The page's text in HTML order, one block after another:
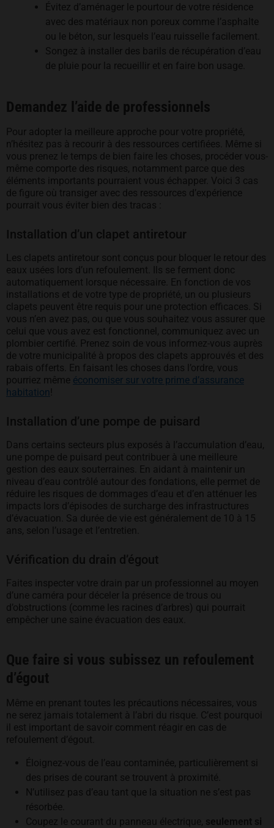
Évitez d’aménager le pourtour de votre résidence
avec des matériaux non poreux comme l’asphalte
ou le béton, sur lesquels l’eau ruisselle facilement.
Songez à installer des barils de récupération d’eau
de pluie pour la recueillir et en faire bon usage.
Demandez l’aide de professionnels
Pour adopter la meilleure approche pour votre propriété,
n’hésitez pas à recourir à des ressources certifiées. Même si
vous prenez le temps de bien faire les choses, procéder vous-
même comporte des risques, notamment parce que des
éléments importants pourraient vous échapper. Voici 3 cas
de figure où transiger avec des ressources d’expérience
pourrait vous éviter bien des tracas :
Installation d’un clapet antiretour
Les clapets antiretour sont conçus pour bloquer le retour des
eaux usées lors d’un refoulement. Ils se ferment donc
automatiquement lorsque nécessaire. En fonction de vos
installations et de votre type de propriété, un ou plusieurs
clapets peuvent être requis pour une protection efficaces. Si
vous n’en avez pas, ou que vous souhaitez vous assurer que
celui que vous avez est fonctionnel, communiquez avec un
plombier certifié. Prenez soin de vous informez-vous auprès
de votre municipalité à propos des clapets approuvés et des
rabais offerts. En faisant les choses dans l’ordre, vous
pourriez même économiser sur votre prime d’assurance
habitation
Installation d’une pompe de puisard
Dans certains secteurs plus exposés à l’accumulation d’eau,
une pompe de puisard peut contribuer à une meilleure
gestion des eaux souterraines. En aidant à maintenir un
niveau d’eau contrôlé autour des fondations, elle permet de
réduire les risques de dommages d’eau et d’en atténuer les
impacts lors d’épisodes de surcharge des infrastructures
d’évacuation. Sa durée de vie est généralement de 10 à 15
ans, selon l’usage et l’entretien.
Vérification du drain d’égout
Faites inspecter votre drain par un professionnel au moyen
d’une caméra pour déceler la présence de trous ou
d’obstructions (comme les racines d’arbres) qui pourrait
empêcher une saine évacuation des eaux.
Que faire si vous subissez un refoulement
d’égout
Même en prenant toutes les précautions nécessaires, vous
ne serez jamais totalement à l’abri du risque. C’est pourquoi
il est important de savoir comment réagir en cas de
refoulement d’égout.
Éloignez-vous de l’eau contaminée, particulièrement si
des prises de courant se trouvent à proximité.
N’utilisez pas d’eau tant que la situation ne s’est pas
résorbée.
Coupez le courant du panneau électrique, seulement si